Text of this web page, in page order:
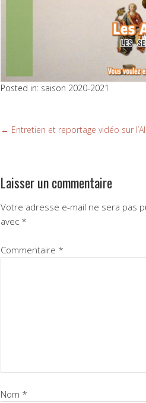
Posted in: saison 2020-2021
← Entretien et reportage vidéo sur
Laisser un commentaire
Votre adresse e-mail ne sera pas
avec *
Commentaire *
Nom *